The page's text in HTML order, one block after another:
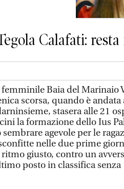
Calafati:
Baia del Marinaio
scorsa, quando è andata
stasera alle 21
la formazione dello Ius
agevole per le
nelle due prime
giusto, contro un
posto in classifica senza